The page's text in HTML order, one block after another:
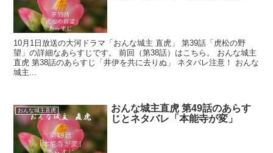
10月1日放送の大河ドラマ「おんな城主 直虎」 第39話「虎松の野
望」の詳細なあらすじです。 前回（第38話）はこちら。 おんな城主
直虎 第38話のあらすじ「井伊を共に去りぬ」 ネタバレ注意！ おんな
城主...
おんな城主直虎
おんな城主直虎 第49話のあらす
じとネタバレ「本能寺が変」